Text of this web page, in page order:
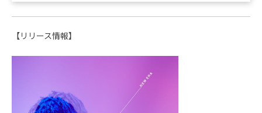
【リリース情報】